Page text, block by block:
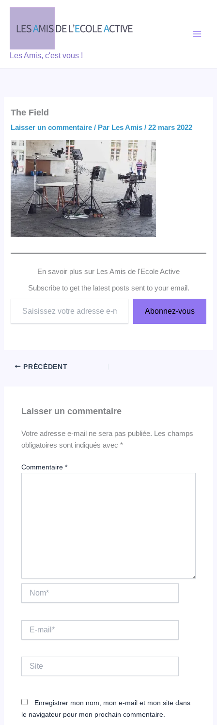
contenu
Les Amis, c'est vous !
The Field
Laisser un commentaire / Par Les Amis/22 mars 2022
En savoir plus sur Les Amis de l'Ecole Active
Subscribe to get the latest posts sent to your email.
votre
adresse
Abonnez-vous
PRÉCÉDENT
Laisser un commentaire
Votre adresse e-mail ne sera pas publiée. Les champs
obligatoires sont indiqués avec*
Commentaire*
Nom*
mail*
Site
Enregistrer mon nom, mon e-mail et mon site dans
le navigateur pour mon prochain commentaire.